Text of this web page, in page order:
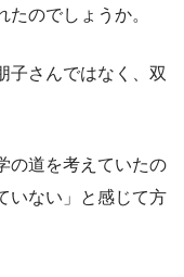
のでしょうか。
子さんではなく、双
の道を考えていたの
いない」と感じて方